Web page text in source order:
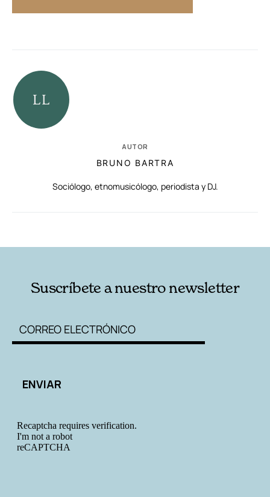
AUTOR
BRUNO BARTRA
Sociólogo, etnomusicólogo, periodista y DJ.
Suscríbete a nuestro newsletter